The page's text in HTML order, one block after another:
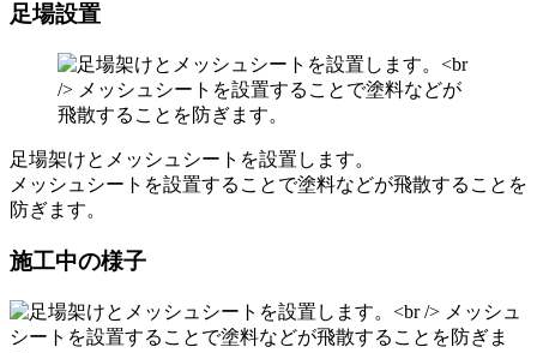
足場設置
足場架けとメッシュシートを設置します。
メッシュシートを設置することで塗料などが飛散することを
防ぎます。
施工中の様子